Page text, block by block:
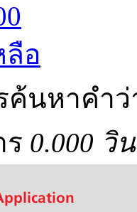
ลือ
ค้นหาคำว่
ร 0.000 วิ